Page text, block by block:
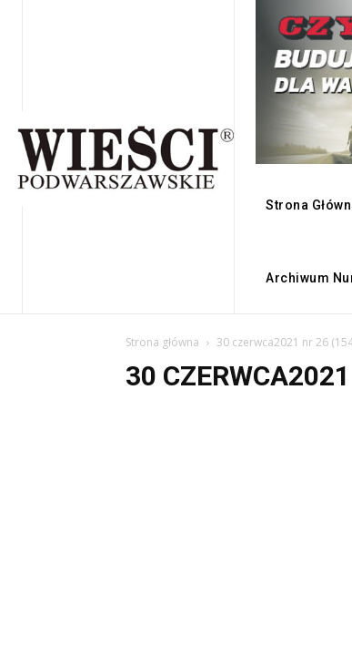
Strona
Archiwum
Strona główna 30 czerwca2021 nr 26
30